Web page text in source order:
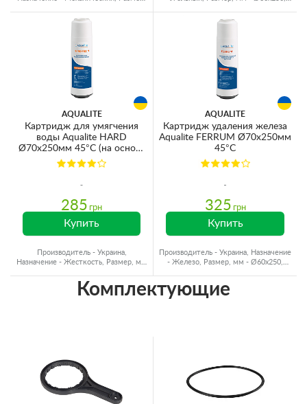
AQUALITE
Картридж для умягчения
воды Aqualite HARD
Ø70x250мм 45°C (на основе
ионного обмена)
285 грн
Купить
Производитель - Украина,
Назначение - Жесткость, Размер, мм
AQUALITE
Картридж удаления железа
Aqualite FERRUM Ø70x250мм
45°C
325 грн
Купить
Производитель - Украина, Назначение
- Железо, Размер, мм - Ø60x250,
Комплектующие